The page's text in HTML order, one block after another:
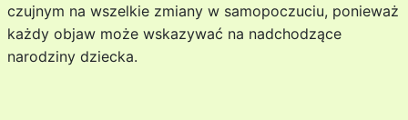
czujnym na wszelkie zmiany w samopoczuciu, ponieważ
każdy objaw może wskazywać na nadchodzące
narodziny dziecka.